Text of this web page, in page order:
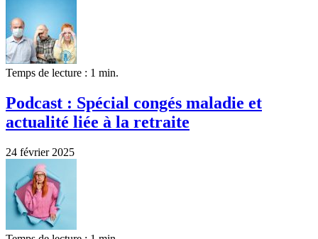
Temps de lecture : 1 min.
Podcast : Spécial congés maladie et
actualité liée à la retraite
24 février 2025